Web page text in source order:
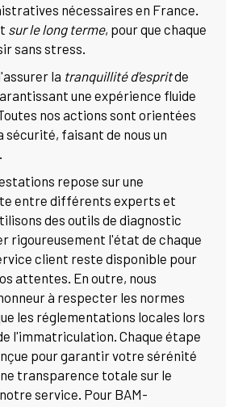
nécessaires en France.
sur le long terme, pour que chaque
sans stress.
la tranquillité d'espritde
une expérience fluide
nos actions sont orientées
sécurité, faisant de nous un
repose sur une
entre différents experts et
des outils de diagnostic
rigoureusement l'état de chaque
client reste disponible pour
attentes. En outre, nous
à respecter les normes
les réglementations locales lors
l'immatriculation. Chaque étape
pour garantir votre sérénité
transparence totale sur le
service. Pour BAM-